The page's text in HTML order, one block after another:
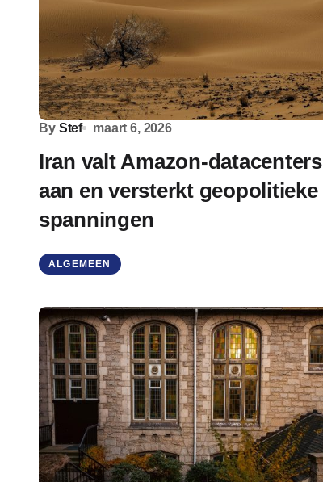
By Stef maart 6, 2026
Iran valt Amazon-datacenters
aan en versterkt geopolitieke
spanningen
ALGEMEEN